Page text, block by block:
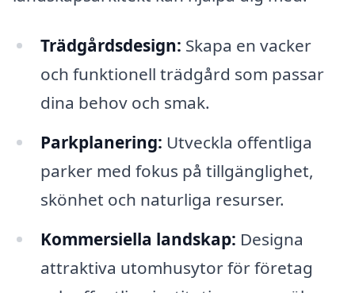
Trädgårdsdesign: Skapa en vacker
och funktionell trädgård som passar
dina behov och smak.
Parkplanering: Utveckla offentliga
parker med fokus på tillgänglighet,
skönhet och naturliga resurser.
Kommersiella landskap: Designa
attraktiva utomhusytor för företag